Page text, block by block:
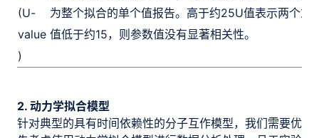
(U-
value
)
为整个拟合的单个值报告。高于约25U值表示两个
值低于约15，则参数值没有显著相关性。
2. 动力学拟合模型
针对典型的具有时间依赖性的分子互作模型，我们需要优